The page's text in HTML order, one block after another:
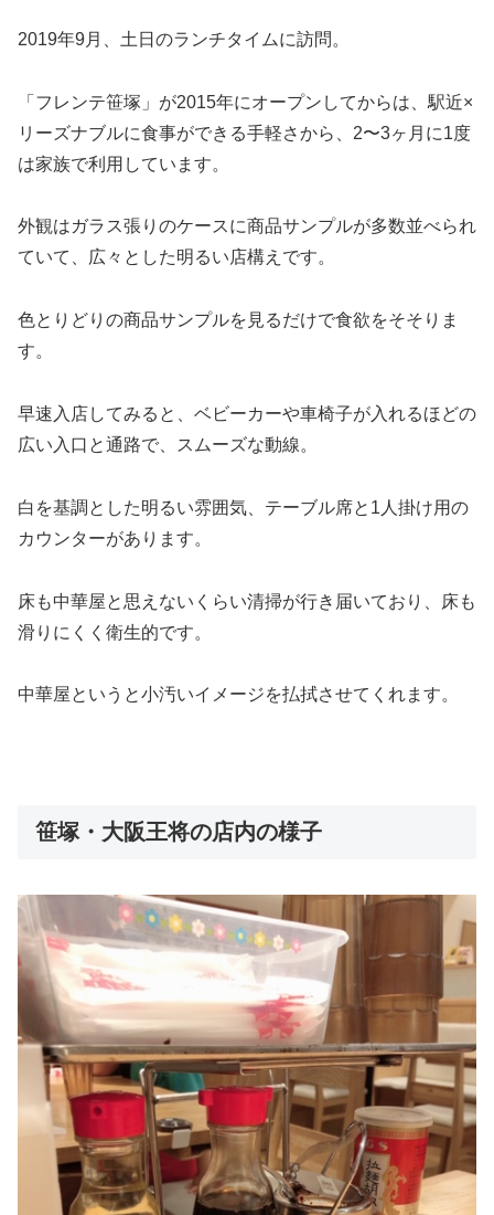
2019年9月、土日のランチタイムに訪問。
「フレンテ笹塚」が2015年にオープンしてからは、駅近×
リーズナブルに食事ができる手軽さから、2〜3ヶ月に1度
は家族で利用しています。
外観はガラス張りのケースに商品サンプルが多数並べられ
ていて、広々とした明るい店構えです。
色とりどりの商品サンプルを見るだけで食欲をそそりま
す。
早速入店してみると、ベビーカーや車椅子が入れるほどの
広い入口と通路で、スムーズな動線。
白を基調とした明るい雰囲気、テーブル席と1人掛け用の
カウンターがあります。
床も中華屋と思えないくらい清掃が行き届いており、床も
滑りにくく衛生的です。
中華屋というと小汚いイメージを払拭させてくれます。
笹塚・大阪王将の店内の様子